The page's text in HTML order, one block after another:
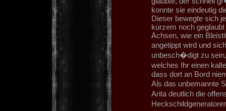
konnte sie eindeutig
Dieser bewegte sich
kurzem noch
Achsen, wie ein
angetippt wird und
unbesch�digt zu
welches Ihr einen
dass dort an Bord
Als das unbemannte
Arita deutlich die